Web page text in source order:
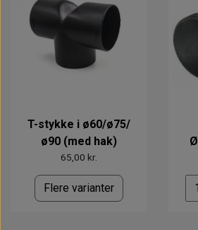
T-stykke i ø60/ø75/
ø90 (med hak)
65,00 kr.
Flere varianter